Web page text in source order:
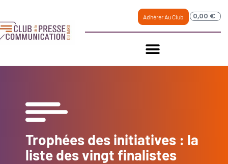
Adhérer Au Club 0,00 €
Trophées des initiatives : la
liste des vingt finalistes